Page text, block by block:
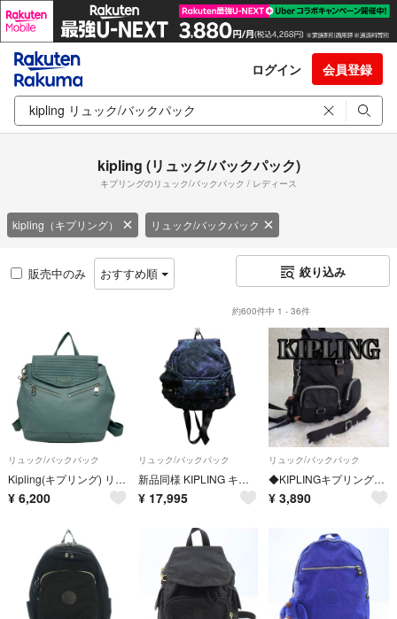
ログイン 会員登録
kipling (リュック/バックパック)
キプリングのリュック/バックパック / レディース
kipling（キプリング） リュック/バックパック
販売中のみ おすすめ順 絞り込み
約600件中 1 - 36件
リュック/バックパック
Kipling(キプリング) リュックサック - ブルーグレー
¥ 6,200
リュック/バックパック
新品同様 KIPLING キプリング スヌーピーコラボ CITY ZIP S Weightless Star バックパック ネイビー レディース 古着 中古 USED
¥ 17,995
リュック/バックパック
◆KIPLINGキプリング◆デイパック リュックサック ブラック ナイロン 2way 軽量
¥ 3,890